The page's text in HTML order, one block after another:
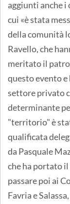
aggiunti anche
cui «è stata
della comunità
Ravello, che
meritato il
questo evento
settore privato
determinante
"territorio" è
qualificata
da Pasquale
che ha portato
passare poi ai
Favria e